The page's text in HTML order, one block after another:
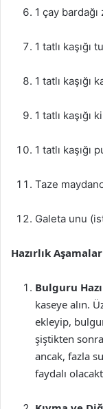
1 çay bardağı
1 tatlı kaşığı
1 tatlı kaşığı
1 tatlı kaşığı
1 tatlı kaşığı
Taze
Galeta unu
Hazırlık
Bulguru
kaseye alın.
ekleyip,
şiştikten
ancak, fazla
faydalı